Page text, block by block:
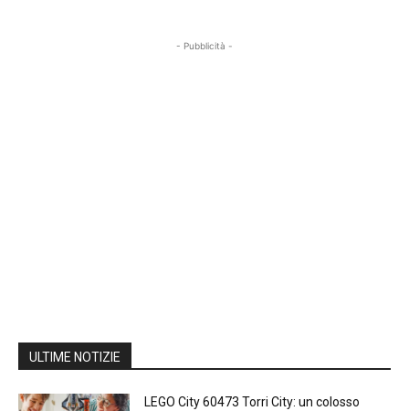
- Pubblicità -
ULTIME NOTIZIE
LEGO City 60473 Torri City: un colosso